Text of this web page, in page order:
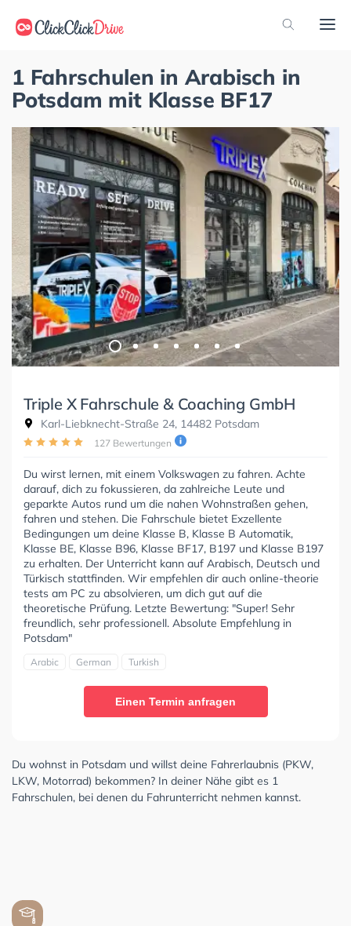
1 Fahrschulen in Arabisch in
Potsdam mit Klasse BF17
Triple X Fahrschule & Coaching GmbH
Karl-Liebknecht-Straße 24, 14482 Potsdam
127 Bewertungen
Du wirst lernen, mit einem Volkswagen zu fahren. Achte
darauf, dich zu fokussieren, da zahlreiche Leute und
geparkte Autos rund um die nahen Wohnstraßen gehen,
fahren und stehen. Die Fahrschule bietet Exzellente
Bedingungen um deine Klasse B, Klasse B Automatik,
Klasse BE, Klasse B96, Klasse BF17, B197 und Klasse B197
zu erhalten. Der Unterricht kann auf Arabisch, Deutsch und
Türkisch stattfinden. Wir empfehlen dir auch online-theorie
tests am PC zu absolvieren, um dich gut auf die
theoretische Prüfung. Letzte Bewertung: "Super! Sehr
freundlich, sehr professionell. Absolute Empfehlung in
Potsdam"
Arabic German Turkish
Einen Termin anfragen
Du wohnst in Potsdam und willst deine Fahrerlaubnis (PKW,
LKW, Motorrad) bekommen? In deiner Nähe gibt es 1
Fahrschulen, bei denen du Fahrunterricht nehmen kannst.